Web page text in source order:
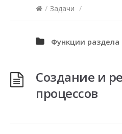
/ Задачи /
Функции раздела
Создание и
процессов